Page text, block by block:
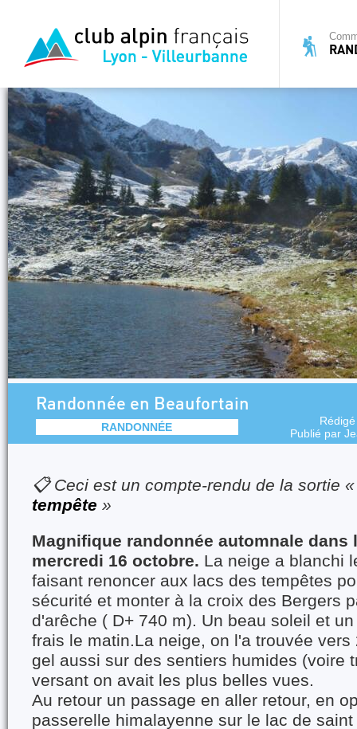
Randonnée en Beaufortain
RANDONNÉE
Publié par
📋 Ceci est un compte-rendu de la sortie
tempête »
Magnifique randonnée automnale dans
mercredi 16 octobre. La neige a blanchi
faisant renoncer aux lacs des tempêtes
sécurité et monter à la croix des Bergers
d'arêche ( D+ 740 m). Un beau soleil et
frais le matin.La neige, on l'a trouvée vers
gel aussi sur des sentiers humides (voire
versant on avait les plus belles vues.
Au retour un passage en aller retour, en
passerelle himalayenne sur le lac de